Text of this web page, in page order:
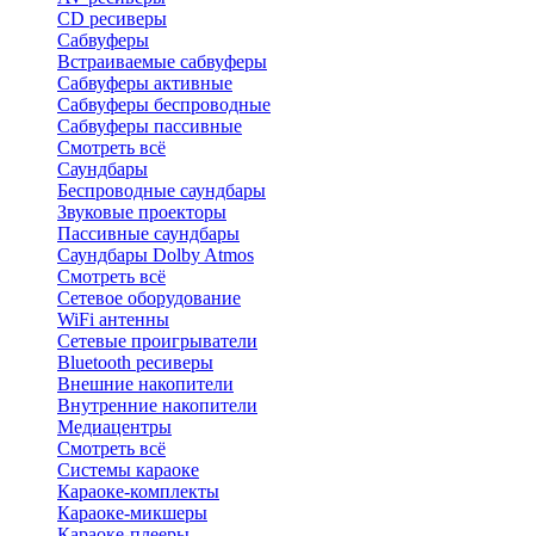
CD ресиверы
Сабвуферы
Встраиваемые сабвуферы
Сабвуферы активные
Сабвуферы беспроводные
Сабвуферы пассивные
Смотреть всё
Саундбары
Беспроводные саундбары
Звуковые проекторы
Пассивные саундбары
Саундбары Dolby Atmos
Смотреть всё
Сетевое оборудование
WiFi антенны
Сетевые проигрыватели
Bluetooth ресиверы
Внешние накопители
Внутренние накопители
Медиацентры
Смотреть всё
Системы караоке
Караоке-комплекты
Караоке-микшеры